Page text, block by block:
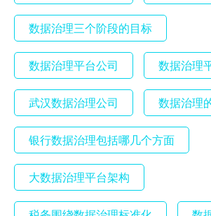
数据治理三个阶段的目标
数据治理平台公司 数据治理
武汉数据治理公司 数据治理
银行数据治理包括哪几个方面
大数据治理平台架构